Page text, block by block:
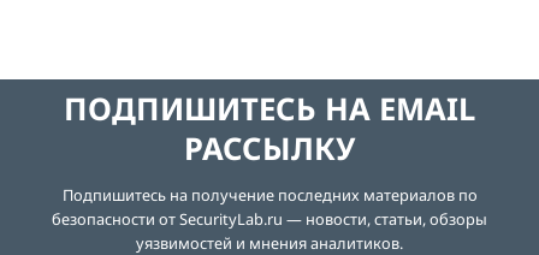
ПОДПИШИТЕСЬ НА EMAIL
РАССЫЛКУ
Подпишитесь на получение последних материалов по
безопасности от SecurityLab.ru — новости, статьи, обзоры
уязвимостей и мнения аналитиков.